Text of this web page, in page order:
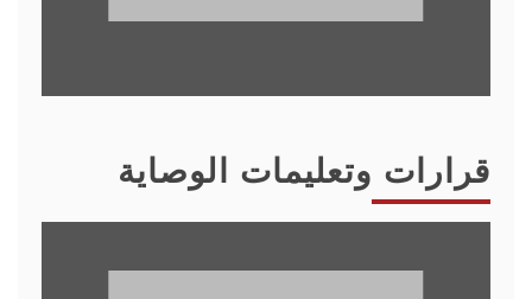
قرارات وتعليمات الوصاية